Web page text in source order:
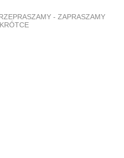
- ZAPRASZAMY